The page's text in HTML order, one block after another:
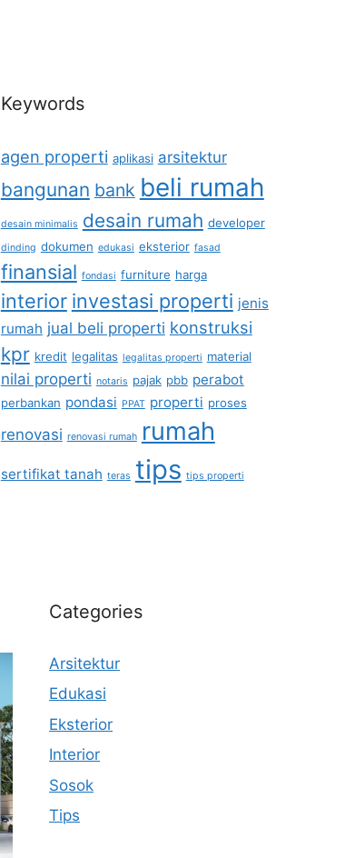
Keywords
agen properti aplikasi arsitektur
bangunan bank beli rumah
desain minimalis desain rumah developer
dinding dokumen edukasi eksterior fasad
finansial fondasi furniture harga
interior investasi properti jenis
rumah jual beli properti konstruksi
kpr kredit legalitas legalitas properti material
nilai properti notaris pajak pbb perabot
perbankan pondasi PPAT properti proses
renovasi renovasi rumah rumah
sertifikat tanah teras tips tips properti
Categories
Arsitektur
Edukasi
Eksterior
Interior
Sosok
Tips